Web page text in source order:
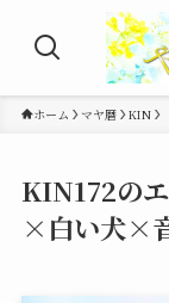
ホーム マヤ暦 KIN
KIN172の
×白い犬×